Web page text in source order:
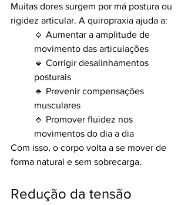
Muitas dores surgem por má postura ou
rigidez articular. A quiropraxia ajuda a:
🔹 Aumentar a amplitude de
movimento das articulações
🔹 Corrigir desalinhamentos
posturais
🔹 Prevenir compensações
musculares
🔹 Promover fluidez nos
movimentos do dia a dia
Com isso, o corpo volta a se mover de
forma natural e sem sobrecarga.
Redução da tensão